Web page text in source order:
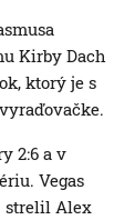
Kirby Dach
ktorý je s
2:6 a v
Vegas
strelil Alex